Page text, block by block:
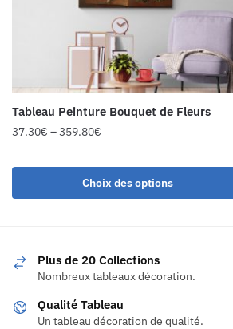
Tableau Peinture Bouquet de Fleurs
37.30€ –359.80€
Choix des options
Plus de 20 Collections
Nombreux tableaux décoration.
Qualité Tableau
Un tableau décoration de qualité.